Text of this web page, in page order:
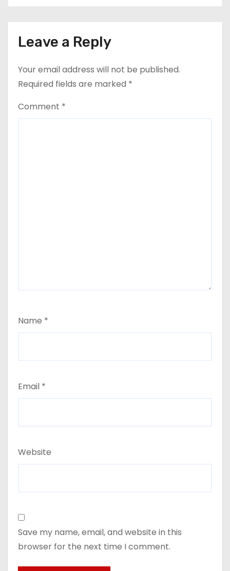
Leave a Reply
Your email address will not be published.
Required fields are marked *
Comment *
Name *
Email *
Website
Save my name, email, and website in this
browser for the next time I comment.